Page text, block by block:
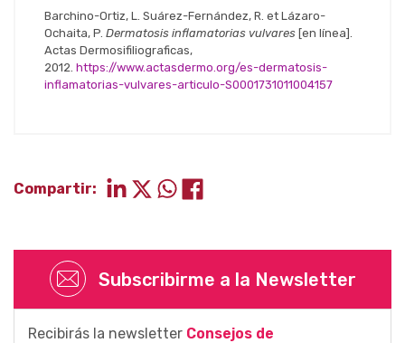
Barchino-Ortiz, L. Suárez-Fernández, R. et Lázaro-
Ochaita, P. Dermatosis inflamatorias vulvares [en línea].
Actas Dermosifiliograficas,
2012. https://www.actasdermo.org/es-dermatosis-
inflamatorias-vulvares-articulo-S0001731011004157
Compartir:
Subscribirme a la Newsletter
Recibirás la newsletter Consejos de